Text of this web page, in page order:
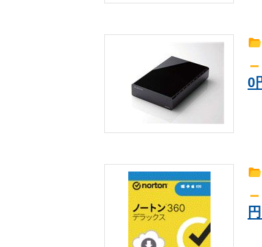
【画像あり】アメリカの
【驚愕】 ３２歳ワイ、
一般 【悲報】結構ガチ目にお
【画像】お天気お姉さん
【ニュース】 避難所の
【驚愕】 ３２歳ワイ、
一般 【動画】巨胸グラビアア
君たちが好きそうな顔の
一般 藤嶌果歩、先行ショット
日向坂 【日向坂46】あの件は触
0